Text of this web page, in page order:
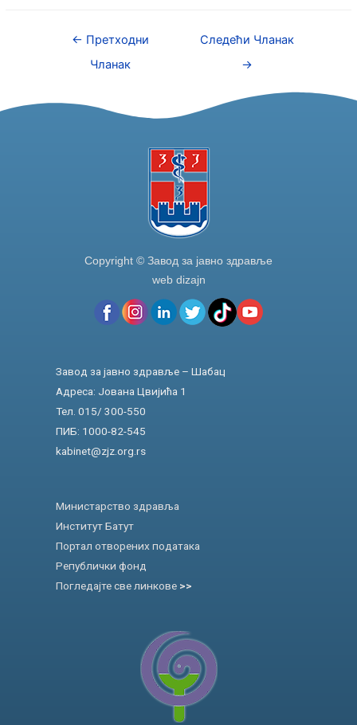
e
b
o
er e
← Претходни
Чланак
Следећи Чланак
→
Copyright © Завод за јавно здравље
web dizajn
Завод за јавно здравље – Шабац
Адреса: Јована Цвијића 1
Тел. 015/ 300-550
ПИБ: 1000-82-545
kabinet@zjz.org.rs
Министарство здравља
Институт Батут
Портал отворених података
Републички фонд
Погледајте све линкове >>